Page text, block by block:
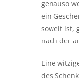
genauso
ein
soweit ist,
nach der
Eine
des